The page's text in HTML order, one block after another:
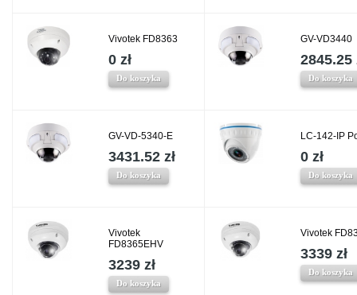
Vivotek FD8363
0 zł
Do koszyka
GV-VD3440
2845.25
Do koszyka
GV-VD-5340-E
3431.52 zł
Do koszyka
LC-142-IP
0 zł
Do koszyka
Vivotek
FD8365EHV
3239 zł
Do koszyka
Vivotek
3339 zł
Do koszyka